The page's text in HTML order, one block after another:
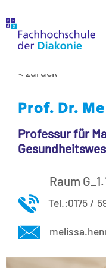
< zurück
Prof. Dr.
Professur für
Raum
Tel.:0175 /